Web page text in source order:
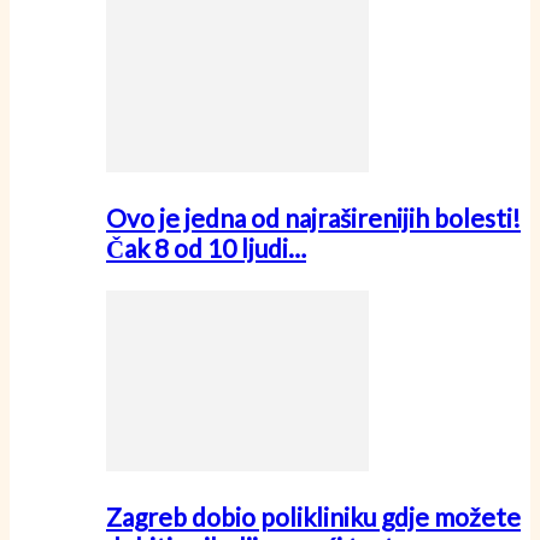
Ovo je jedna od najraširenijih bolesti!
Čak 8 od 10 ljudi…
Zagreb dobio polikliniku gdje možete